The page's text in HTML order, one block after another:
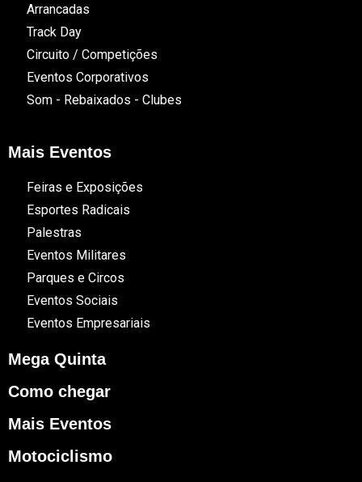
Arrancadas
Track Day
Circuito / Competições
Eventos Corporativos
Som - Rebaixados - Clubes
Mais Eventos
Feiras e Exposições
Esportes Radicais
Palestras
Eventos Militares
Parques e Circos
Eventos Sociais
Eventos Empresariais
Mega Quinta
Como chegar
Mais Eventos
Motociclismo